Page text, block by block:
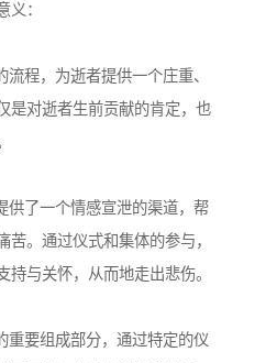
义：
程，为逝者提供一个庄重、
是对逝者生前贡献的肯定，也
了一个情感宣泄的渠道，帮
苦。通过仪式和集体的参与，
持与关怀，从而地走出悲伤。
要组成部分，通过特定的仪